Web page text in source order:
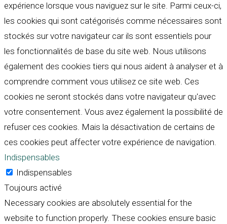
expérience lorsque vous naviguez sur le site. Parmi ceux-ci,
les cookies qui sont catégorisés comme nécessaires sont
stockés sur votre navigateur car ils sont essentiels pour
les fonctionnalités de base du site web. Nous utilisons
également des cookies tiers qui nous aident à analyser et à
comprendre comment vous utilisez ce site web. Ces
cookies ne seront stockés dans votre navigateur qu'avec
votre consentement. Vous avez également la possibilité de
refuser ces cookies. Mais la désactivation de certains de
ces cookies peut affecter votre expérience de navigation.
Indispensables
Indispensables
Toujours activé
Necessary cookies are absolutely essential for the
website to function properly. These cookies ensure basic